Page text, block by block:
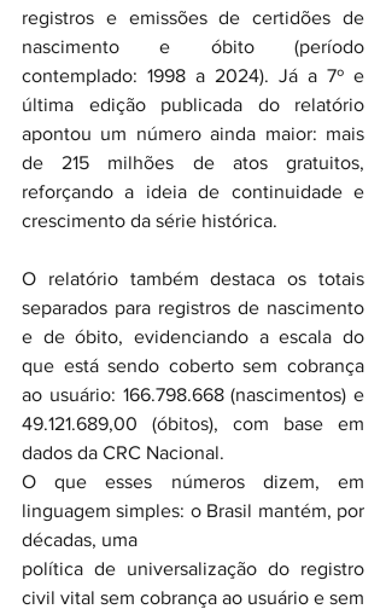
registros e emissões de certidões de
nascimento e óbito (período
contemplado: 1998 a 2024). Já a 7º e
última edição publicada do relatório
apontou um número ainda maior: mais
de 215 milhões de atos gratuitos,
reforçando a ideia de continuidade e
crescimento da série histórica.
O relatório também destaca os totais
separados para registros de nascimento
e de óbito, evidenciando a escala do
que está sendo coberto sem cobrança
ao usuário: 166.798.668 (nascimentos) e
49.121.689,00 (óbitos), com base em
dados da CRC Nacional.
O que esses números dizem, em
linguagem simples: o Brasil mantém, por
décadas, uma
política de universalização do registro
civil vital sem cobrança ao usuário e sem